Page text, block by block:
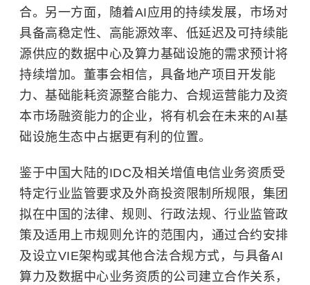
合。另一方面，随着AI应用的持续发展，市场对
具备高稳定性、高能源效率、低延迟及可持续能
源供应的数据中心及算力基础设施的需求预计将
持续增加。董事会相信，具备地产项目开发能
力、基础能耗资源整合能力、合规运营能力及资
本市场融资能力的企业，将有机会在未来的AI基
础设施生态中占据更有利的位置。
鉴于中国大陆的IDC及相关增值电信业务资质受
特定行业监管要求及外商投资限制所规限，集团
拟在中国的法律、规则、行政法规、行业监管政
策及适用上市规则允许的范围内，通过合约安排
及设立VIE架构或其他合法合规方式，与具备AI
算力及数据中心业务资质的公司建立合作关系，